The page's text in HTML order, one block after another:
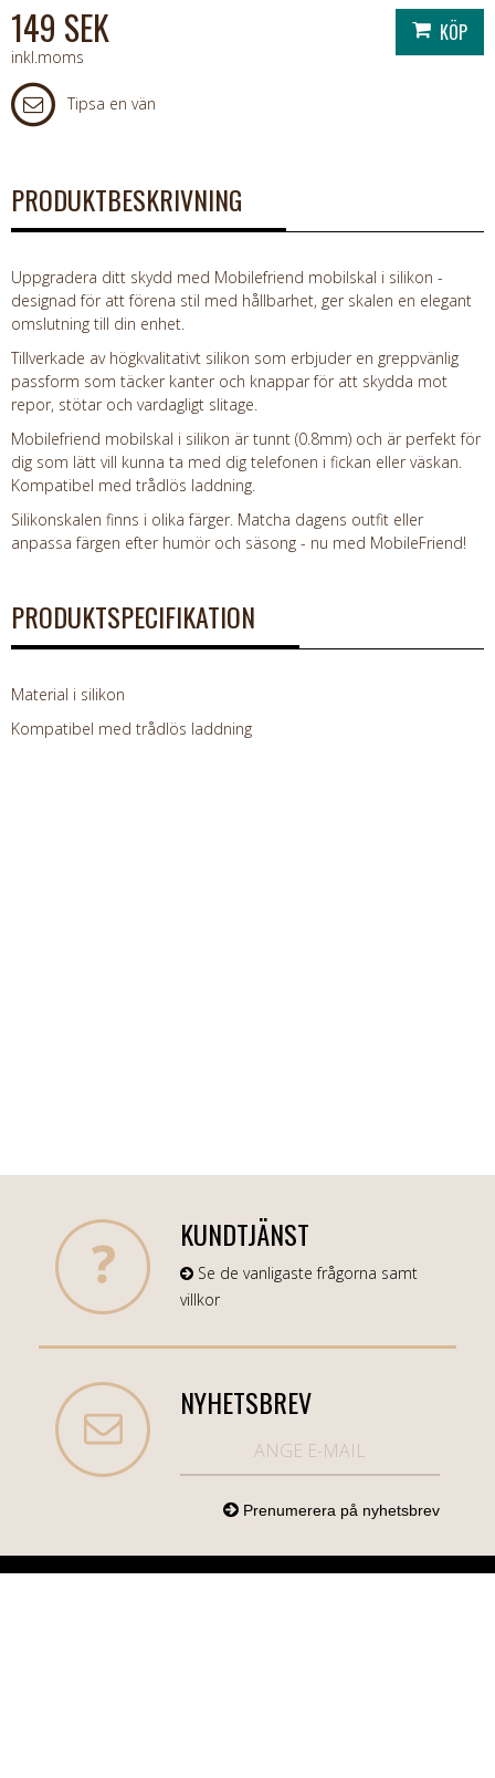
149 SEK
inkl.moms
Tipsa en vän
PRODUKTBESKRIVNING
Uppgradera ditt skydd med Mobilefriend mobilskal i silikon -
designad för att förena stil med hållbarhet, ger skalen en elegant
omslutning till din enhet.
Tillverkade av högkvalitativt silikon som erbjuder en greppvänlig
passform som täcker kanter och knappar för att skydda mot
repor, stötar och vardagligt slitage.
Mobilefriend mobilskal i silikon är tunnt (0.8mm) och är perfekt för
dig som lätt vill kunna ta med dig telefonen i fickan eller väskan.
Kompatibel med trådlös laddning.
Silikonskalen finns i olika färger. Matcha dagens outfit eller
anpassa färgen efter humör och säsong - nu med MobileFriend!
PRODUKTSPECIFIKATION
Material i silikon
Kompatibel med trådlös laddning
KUNDTJÄNST
Se de vanligaste frågorna samt
villkor
NYHETSBREV